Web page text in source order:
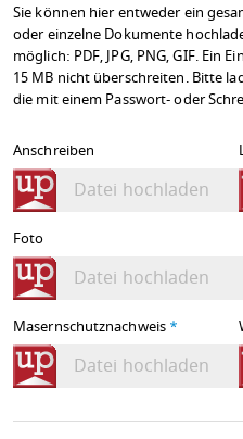
Sie können hier entweder ein
oder einzelne Dokumente
möglich: PDF, JPG, PNG, GIF. Ein
15 MB nicht überschreiten. Bitte
die mit einem Passwort- oder
Anschreiben
Datei hochladen
Foto
Datei hochladen
Masernschutznachweis *
Datei hochladen